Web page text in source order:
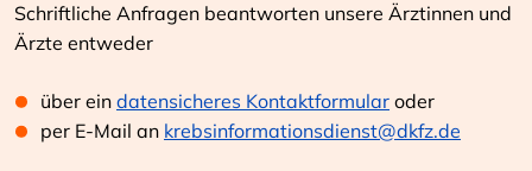
Schriftliche Anfragen beantworten unsere Ärztinnen und
Ärzte entweder
über ein datensicheres Kontaktformular oder
per E-Mail an krebsinformationsdienst@dkfz.de